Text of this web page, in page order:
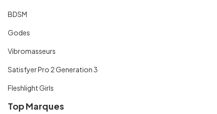
BDSM
Godes
Vibromasseurs
Satisfyer Pro 2 Generation 3
Fleshlight Girls
Top Marques